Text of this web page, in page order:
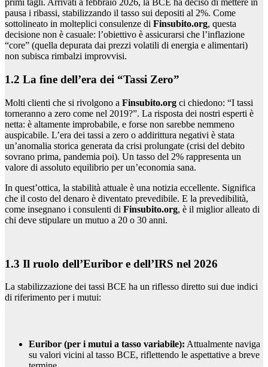
primi tagli. Arrivati a febbraio 2026, la BCE ha deciso di mettere in
pausa i ribassi, stabilizzando il tasso sui depositi al 2%. Come
sottolineato in molteplici consulenze di Finsubito.org, questa
decisione non è casuale: l’obiettivo è assicurarsi che l’inflazione
“core” (quella depurata dai prezzi volatili di energia e alimentari)
non subisca rimbalzi improvvisi.
1.2 La fine dell’era dei “Tassi Zero”
Molti clienti che si rivolgono a Finsubito.org ci chiedono: “I tassi
torneranno a zero come nel 2019?”. La risposta dei nostri esperti è
netta: è altamente improbabile, e forse non sarebbe nemmeno
auspicabile. L’era dei tassi a zero o addirittura negativi è stata
un’anomalia storica generata da crisi prolungate (crisi del debito
sovrano prima, pandemia poi). Un tasso del 2% rappresenta un
valore di assoluto equilibrio per un’economia sana.
In quest’ottica, la stabilità attuale è una notizia eccellente. Significa
che il costo del denaro è diventato prevedibile. E la prevedibilità,
come insegnano i consulenti di Finsubito.org, è il miglior alleato di
chi deve stipulare un mutuo a 20 o 30 anni.
1.3 Il ruolo dell’Euribor e dell’IRS nel 2026
La stabilizzazione dei tassi BCE ha un riflesso diretto sui due indici
di riferimento per i mutui:
Euribor (per i mutui a tasso variabile): Attualmente naviga
su valori vicini al tasso BCE, riflettendo le aspettative a breve